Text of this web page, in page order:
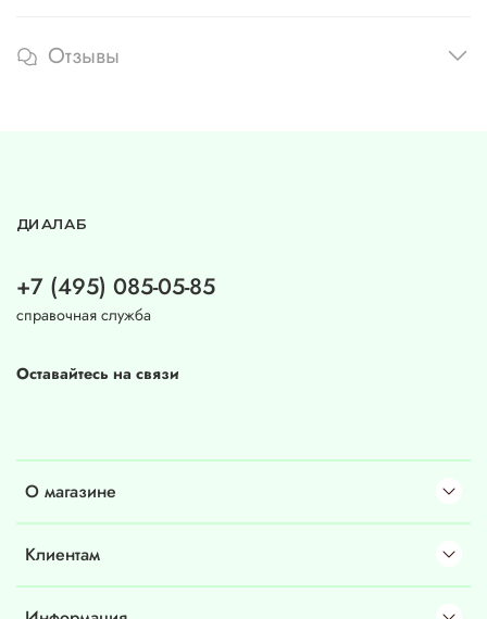
Отзывы
О магазине
Клиентам
ДИАЛАБ
+7 (495) 085-05-85
справочная служба
Оставайтесь на связи